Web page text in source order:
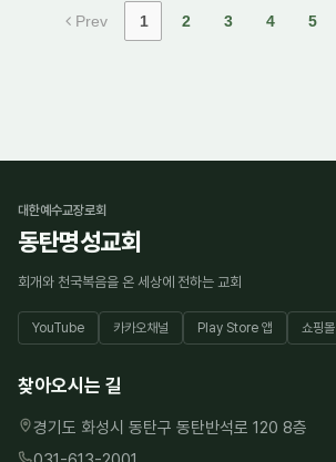
Prev 1 2 3 4 5
대한예수교장로회
동탄명성교회
회개와 천국복음을 온 세상에 전하는 교회
YouTube 카카오채널 Play Store 앱 쇼핑몰
찾아오시는 길
경기도 화성시 동탄구 동탄반석로 120 8층